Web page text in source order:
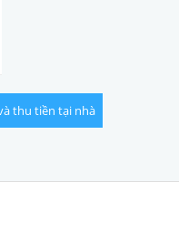
thu tiền tại nhà